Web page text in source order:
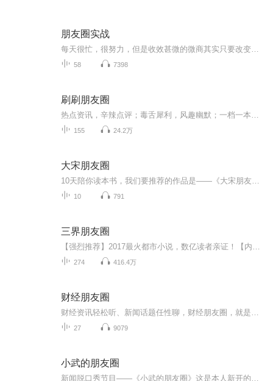
朋友圈实战
58 7398
刷刷朋友圈
155 24.2万
大宋朋友圈
10 791
三界朋友圈
274 416.4万
财经朋友圈
27 9079
小武的朋友圈